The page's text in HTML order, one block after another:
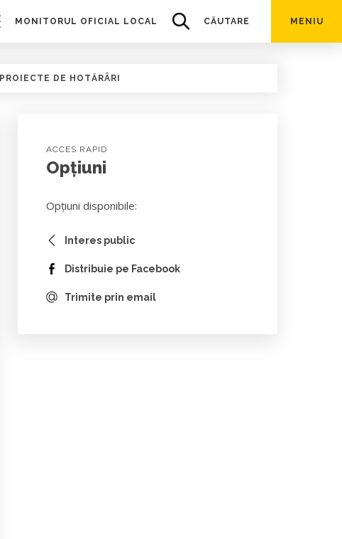
MONITORUL OFICIAL LOCAL CĂUTARE MENIU
PROIECTE DE HOTĂRÂRI
ACCES RAPID
Opțiuni
Opțiuni disponibile:
Interes public
Distribuie pe Facebook
Trimite prin email